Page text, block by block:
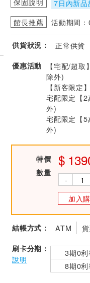
7日內新品
館長推薦
活動期間
供貨狀況： 正常供貨
優惠活動
【宅配/超
除外)
【新客限定
宅配限定【
外)
宅配限定【
外)
特價
數量
-
加入
結帳方式： ATM
刷卡分期：
說明
3期0利
8期0利